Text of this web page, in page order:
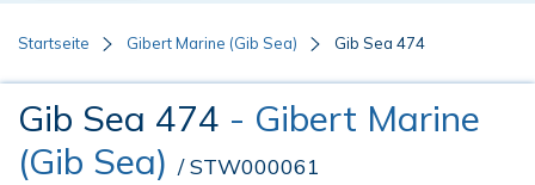
Startseite Gibert Marine (Gib Sea) Gib Sea 474
Gib Sea 474 - Gibert Marine
(Gib Sea) / STW000061